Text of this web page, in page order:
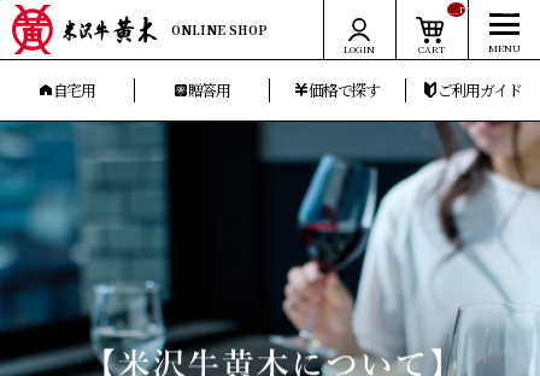
ONLINE SHOP
LOGIN CART
__ITM_CNT__
自宅用 贈答用 価格で探す ご利用ガイド